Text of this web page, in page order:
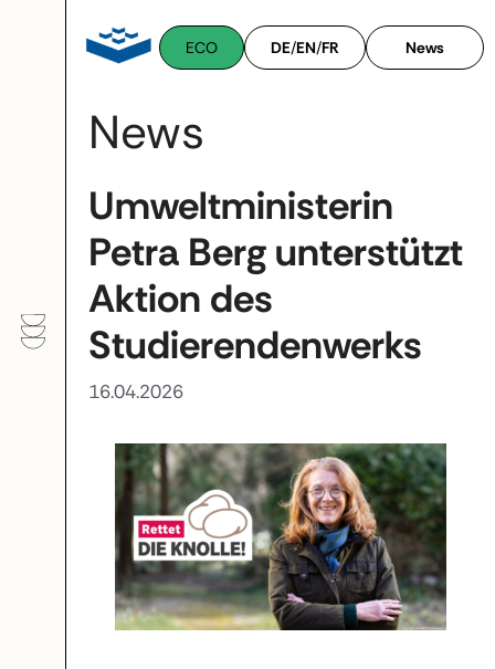
ECO DE/EN/FR News
News
Umweltministerin
Petra Berg unterstützt
Aktion des
Studierendenwerks
16.04.2026